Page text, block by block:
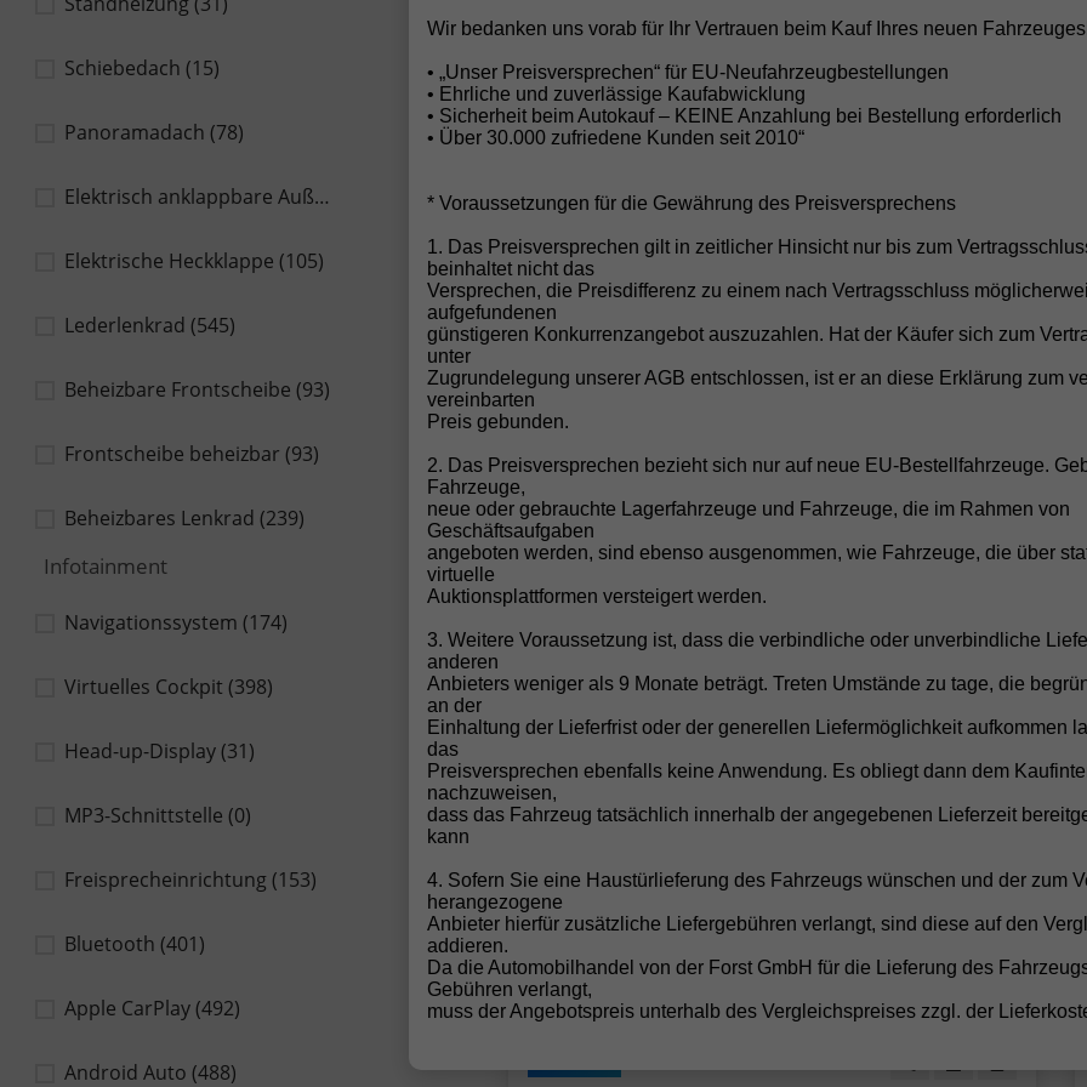
Details
"Selection" (1) LIEFERUNG KOSTENLOS! Angebot f.
Menschen mit Behinderung ab 50 %! 1.0 TSI 95PS,
Klimaanlage, Parksensoren hinten, Winter-Paket, LED-
Scheinwerfer, Tempomat, Virtual Cockpit, Radio 8",
Nebelscheinwerfer
UVL: 4 - 5 Monate 16.775,– €
ab 130,– € mtl.
5-türig, 1.0 TSI ; 70KW/95PS ; 5-Gang-Schaltgetriebe, 70 kW
(95 PS), 999 cm³, 3 Zylinder, Schalt. 5-Gang, Frontantrieb,
Verbrennungsmotor (ICE), Benzin, Kraftstoffverbrauch
125.00 g/km (WLTP), CO₂-Klasse D, Garantieleistung:
Fahrzeuggarantie vom Hersteller, Fahrzeugnr.: 31741
Details
PDF-Datei,
Schiebedach (15)
Panoramadach (78)
Elektrisch anklappbare Außenspiegel (446)
Elektrische Heckklappe (105)
Lederlenkrad (545)
Beheizbare Frontscheibe (93)
Frontscheibe beheizbar (93)
Beheizbares Lenkrad (239)
Infotainment
Navigationssystem (174)
Virtuelles Cockpit (398)
Head-up-Display(31)
MP3-Schnittstelle (0)
Freisprecheinrichtung (153)
Bluetooth (401)
Apple CarPlay(492)
Android Auto (488)
Wir bedanken uns vorab für Ihr Vertrauen beim Kauf Ihres neuen
• „Unser Preisversprechen“ für EU-Neufahrzeugbestellungen
• Ehrliche und zuverlässige Kaufabwicklung
• Sicherheit beim Autokauf – KEINE Anzahlung bei Bestellung erforderlich
• Über 30.000 zufriedene Kunden seit 2010“
* Voraussetzungen für die Gewährung des Preisversprechens
1. Das Preisversprechen gilt in zeitlicher Hinsicht nur bis zum
beinhaltet nicht das
Versprechen, die Preisdifferenz zu einem nach Vertragsschluss
aufgefundenen
günstigeren Konkurrenzangebot auszuzahlen. Hat der Käufer sich zum
unter
Zugrundelegung unserer AGB entschlossen, ist er an diese Erklärung zum
vereinbarten
Preis gebunden.
2. Das Preisversprechen bezieht sich nur auf neue EU-Bestellfahrzeuge.
Fahrzeuge,
neue oder gebrauchte Lagerfahrzeuge und Fahrzeuge, die im Rahmen von
Geschäftsaufgaben
angeboten werden, sind ebenso ausgenommen, wie Fahrzeuge, die über
virtuelle
Auktionsplattformen versteigert werden.
3. Weitere Voraussetzung ist, dass die verbindliche oder unverbindliche
anderen
Anbieters weniger als 9 Monate beträgt. Treten Umstände zu tage, die
an der
Einhaltung der Lieferfrist oder der generellen Liefermöglichkeit aufkommen
das
Preisversprechen ebenfalls keine Anwendung. Es obliegt dann dem
nachzuweisen,
dass das Fahrzeug tatsächlich innerhalb der angegebenen Lieferzeit
kann
4. Sofern Sie eine Haustürlieferung des Fahrzeugs wünschen und der zum
herangezogene
Anbieter hierfür zusätzliche Liefergebühren verlangt, sind diese auf den
addieren.
Da die Automobilhandel von der Forst GmbH für die Lieferung des
Gebühren verlangt,
muss der Angebotspreis unterhalb des Vergleichspreises zzgl. der